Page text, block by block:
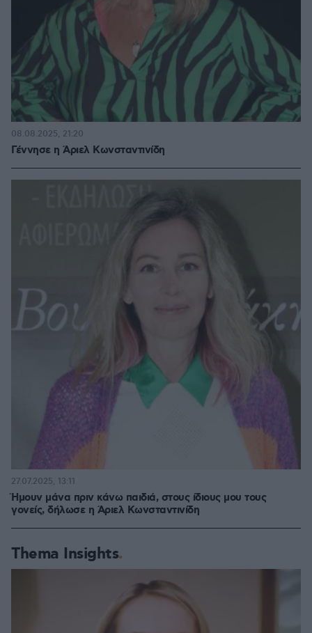
Γέννησε η Άριελ Κωνσταντινίδη
08.08.2025, 21:20
Ήμουν μάνα πριν κάνω παιδιά, στους ίδιους μου τους
γονείς, δήλωσε η Άριελ Κωνσταντινίδη
27.07.2025, 13:11
Thema Insights